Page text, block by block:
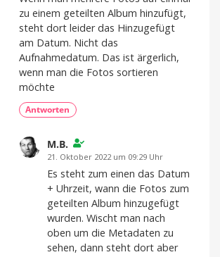
zu einem geteilten Album hinzufügt,
steht dort leider das Hinzugefügt
am Datum. Nicht das
Aufnahmedatum. Das ist ärgerlich,
wenn man die Fotos sortieren
möchte
Antworten
M.B.
21. Oktober 2022 um 09:29 Uhr
Es steht zum einen das Datum
+ Uhrzeit, wann die Fotos zum
geteilten Album hinzugefügt
wurden. Wischt man nach
oben um die Metadaten zu
sehen, dann steht dort aber